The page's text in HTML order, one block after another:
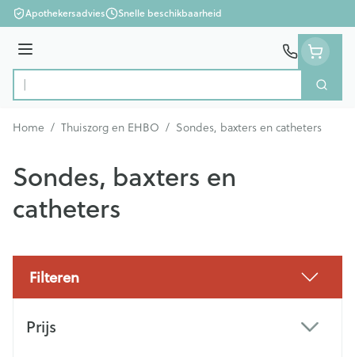
Ga naar de inhoud
Apothekersadvies Snelle beschikbaarheid
Menu
Product, merk, categorie... Zoek
Home / Thuiszorg en EHBO / Sondes, baxters en catheters
Sondes, baxters en
catheters
Filteren
Prijs